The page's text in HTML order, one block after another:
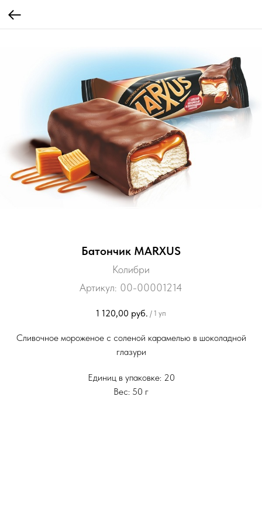
Батончик MARXUS
Колибри
Артикул: 00-00001214
1 120,00 руб. / 1 уп
Сливочное мороженое с соленой карамелью в шоколадной
глазури
Единиц в упаковке: 20
Вес: 50 г